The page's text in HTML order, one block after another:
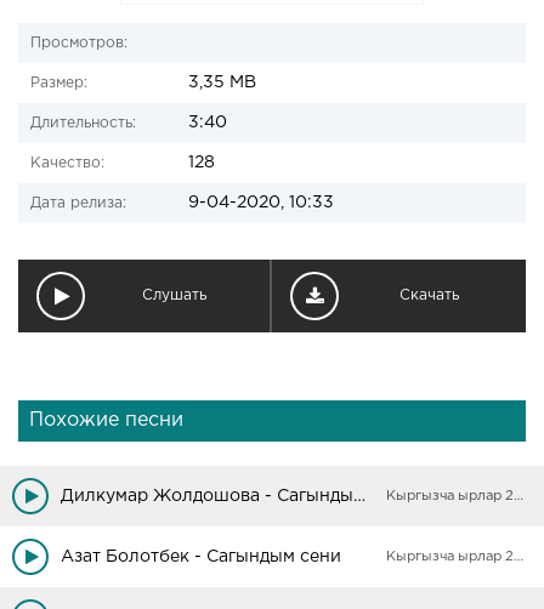
Просмотров:
Размер: 3,35 MB
Длительность: 3:40
Качество: 128
Дата релиза: 9-04-2020, 10:33
Слушать Скачать
Похожие песни
Дилкумар Жолдошова - Сагындым сени балалык Кыргызча ырлар 2025
Азат Болотбек - Сагындым сени Кыргызча ырлар 2025